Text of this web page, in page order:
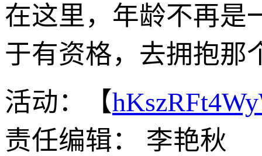
在这里，年龄不再是
于有资格，去拥抱那
活动：【
责任编辑： 李艳秋